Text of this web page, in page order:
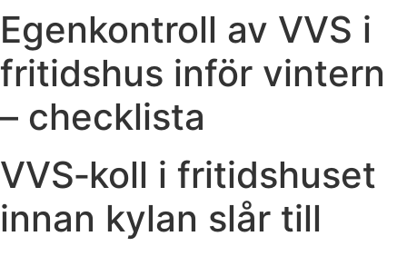
Egenkontroll av VVS i
fritidshus inför vintern
– checklista
VVS‑koll i fritidshuset
innan kylan slår till